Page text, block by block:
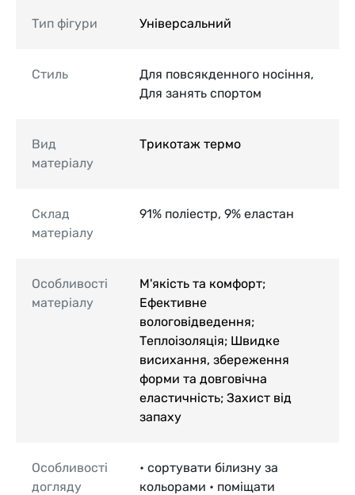
Тип фігури Універсальний
Стиль
Для повсякденного носіння,
Для занять спортом
Вид
матеріалу
Трикотаж термо
Склад
матеріалу
91% поліестр, 9% еластан
Особливості
матеріалу
М'якість та комфорт;
Ефективне
вологовідведення;
Теплоізоляція; Швидке
висихання, збереження
форми та довговічна
еластичність; Захист від
запаху
Особливості
догляду
• сортувати білизну за
кольорами • поміщати